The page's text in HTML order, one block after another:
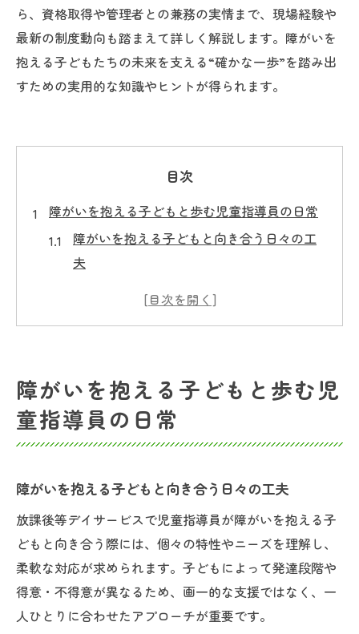
ら、資格取得や管理者との兼務の実情まで、現場経験や
最新の制度動向も踏まえて詳しく解説します。障がいを
抱える子どもたちの未来を支える“確かな一歩”を踏み出
すための実用的な知識やヒントが得られます。
目次
障がいを抱える子どもと歩む児童指導員の日常
障がいを抱える子どもと向き合う日々の工
夫
放課後等デイサービスで築く信頼関係のポ
くり
保護者との連携で深まる児童指導員の支援
力
魅力
障がいを抱える子どもの成長を支える意義
放課後等デイサービスの特長と役割を解説
児童指導員が感じる仕事のやりがいとは
多様な子どもと接する中で広がる視野
障がいを抱える子どもと歩む児
童指導員の日常
障がいを抱える子どもと向き合う日々の工夫
放課後等デイサービスで児童指導員が障がいを抱える子
どもと向き合う際には、個々の特性やニーズを理解し、
柔軟な対応が求められます。子どもによって発達段階や
得意・不得意が異なるため、画一的な支援ではなく、一
人ひとりに合わせたアプローチが重要です。